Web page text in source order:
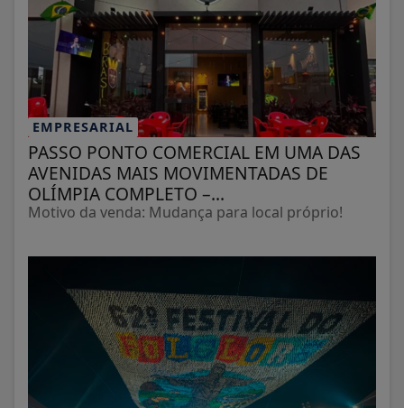
EMPRESARIAL
PASSO PONTO COMERCIAL EM UMA DAS
AVENIDAS MAIS MOVIMENTADAS DE
OLÍMPIA COMPLETO –...
Motivo da venda: Mudança para local próprio!